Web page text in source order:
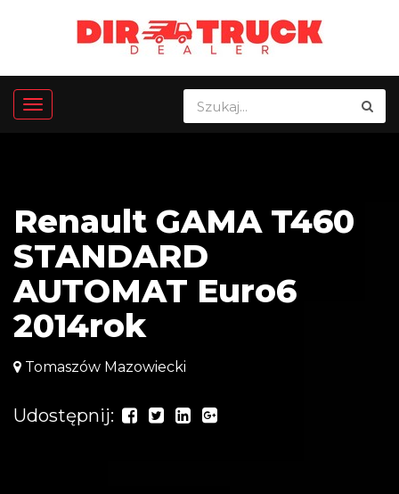
Renault GAMA T460
STANDARD
AUTOMAT Euro6
2014rok
Tomaszów Mazowiecki
Udostępnij: